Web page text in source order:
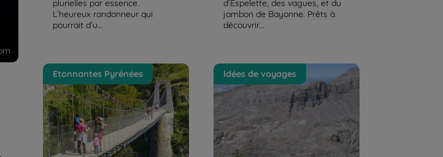
plurielles par essence.
L’heureux randonneur qui
pourrait d’u...
d’Espelette, des vagues, et du
jambon de Bayonne. Prêts à
découvrir...
La passerelle d’Holzarté
Etonnantes Pyrénées
Les Arres d'Anie, désert de
pierres dans les Pyrénées | La
Balaguère
Idées de voyages